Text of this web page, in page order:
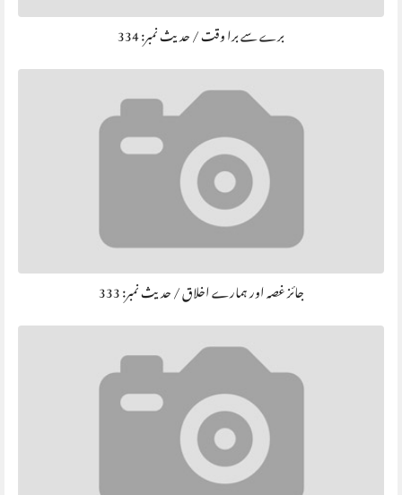
برے سے برا وقت / حديث نمبر: 334
جائز غصہ اور ہمارے اخلاق / حديث نمبر: 333